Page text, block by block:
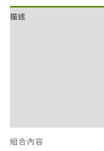
數
量
描述
組合內容